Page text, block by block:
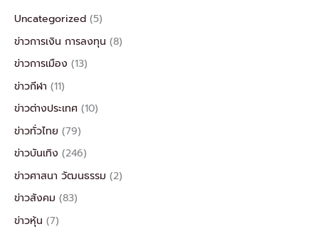
Uncategorized (5)
ข่าวการเงิน การลงทุน (8)
ข่าวการเมือง (13)
ข่าวกีฬา (11)
ข่าวต่างประเทศ (10)
ข่าวทั่วไทย (79)
ข่าวบันเทิง (246)
ข่าวศาสนา วัฒนธรรม (2)
ข่าวสังคม (83)
ข่าวหุ้น (7)